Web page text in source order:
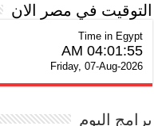
التوقيت في مصر الان
Time in Egypt
04:01:55 AM
Friday, 07-Aug-2026
برامج اليوم